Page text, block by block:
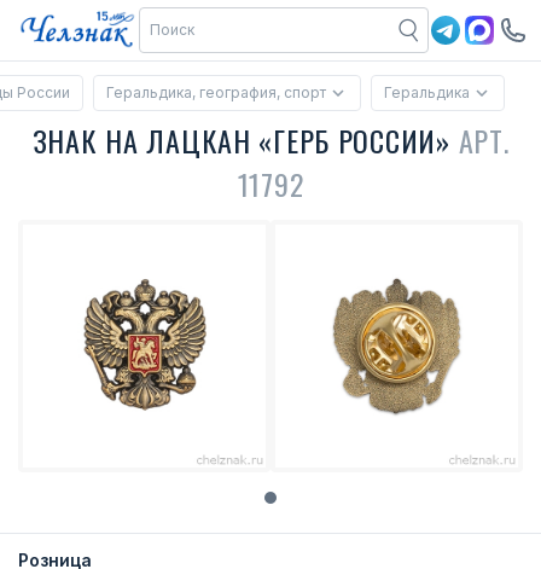
России Геральдика, география, спорт Геральдика
ЗНАК НА ЛАЦКАН «ГЕРБ РОССИИ» АРТ.
11792
Розница